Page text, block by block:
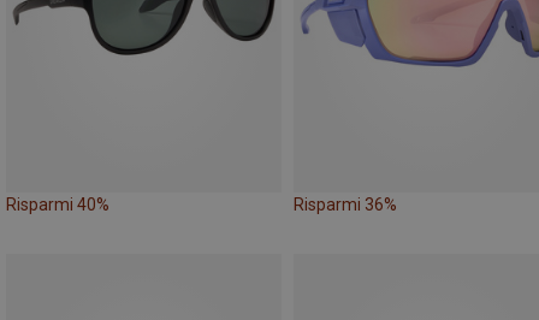
Risparmi 40% Risparmi 36%